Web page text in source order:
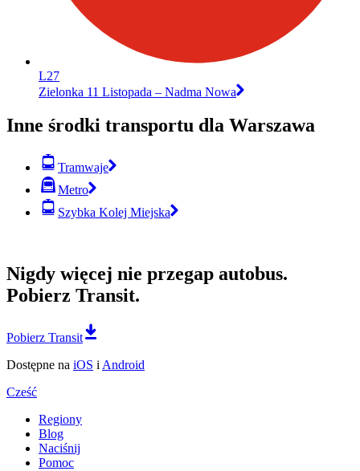
L27
Zielonka 11 Listopada – Nadma Nowa
Inne środki transportu dla Warszawa
Tramwaje
Metro
Szybka Kolej Miejska
Nigdy więcej nie przegap autobus.
Pobierz Transit.
Pobierz Transit
Dostępne na iOS i Android
Cześć
Regiony
Blog
Naciśnij
Pomoc